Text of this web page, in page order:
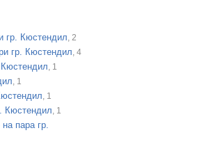
гр. Кюстендил, 2
гр. Кюстендил, 4
, 1
, 1
, 1
Кюстендил, 1
на пара гр.